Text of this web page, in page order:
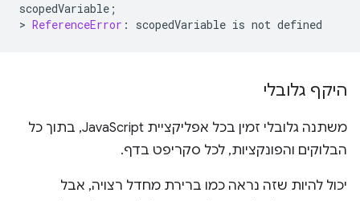
scopedVariable ;
> ReferenceError : scopedVariable is not defined
היקף גלובלי
משתנה גלובלי זמין בכל אפליקציית JavaScript, בתוך כל
הבלוקים והפונקציות, לכל סקריפט בדף.
יכול להיות שזה נראה כמו ברירת מחדל רצויה, אבל